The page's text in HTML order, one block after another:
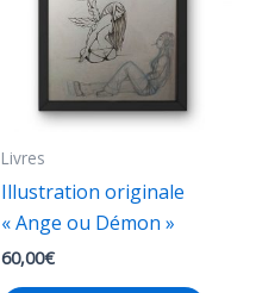
Livres
Illustration originale
« Ange ou Démon »
60,00€